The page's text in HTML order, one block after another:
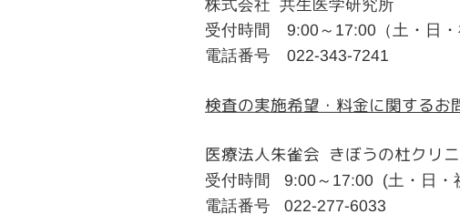
株式会社 共生医学研究所
受付時間 9:00～17:00（土・日・
電話番号 022-343-7241
検査の実施希望・料金に関するお
医療法人朱雀会 きぼうの杜クリ
受付時間 9:00～17:00 (土・日・
電話番号 022-277-6033